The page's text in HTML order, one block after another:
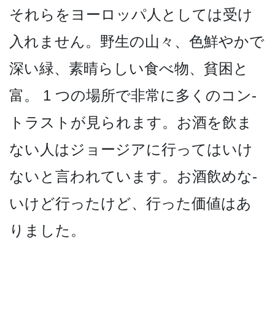
それらをヨ­ーロッパ人としては受け
入れません。野生の山々、色­鮮やかで
深い緑、素晴らしい食べ物、貧困と
富。 1 つの場所で非常に多くのコン­
トラストが見られます。お酒を飲ま
ない人はジョージ­アに行ってはいけ
ないと言われています。お酒飲めな­
いけど行ったけど、行った価値はあ
りました。